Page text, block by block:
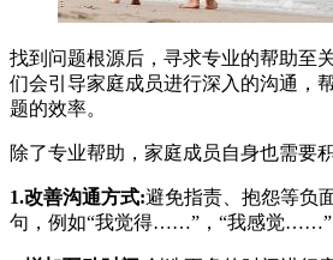
找到问题根源后，寻求专业的帮助至
们会引导家庭成员进行深入的沟通，
题的效率。
除了专业帮助，家庭成员自身也需要
1.改善沟通方式:避免指责、抱怨等负
句，例如“我觉得……”，“我感觉